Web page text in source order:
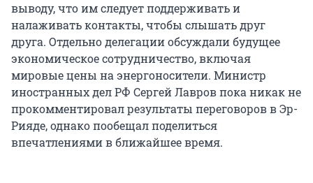
выводу, что им следует поддерживать и
налаживать контакты, чтобы слышать друг
друга. Отдельно делегации обсуждали будущее
экономическое сотрудничество, включая
мировые цены на энергоносители. Министр
иностранных дел РФ Сергей Лавров пока никак не
прокомментировал результаты переговоров в Эр-
Рияде, однако пообещал поделиться
впечатлениями в ближайшее время.